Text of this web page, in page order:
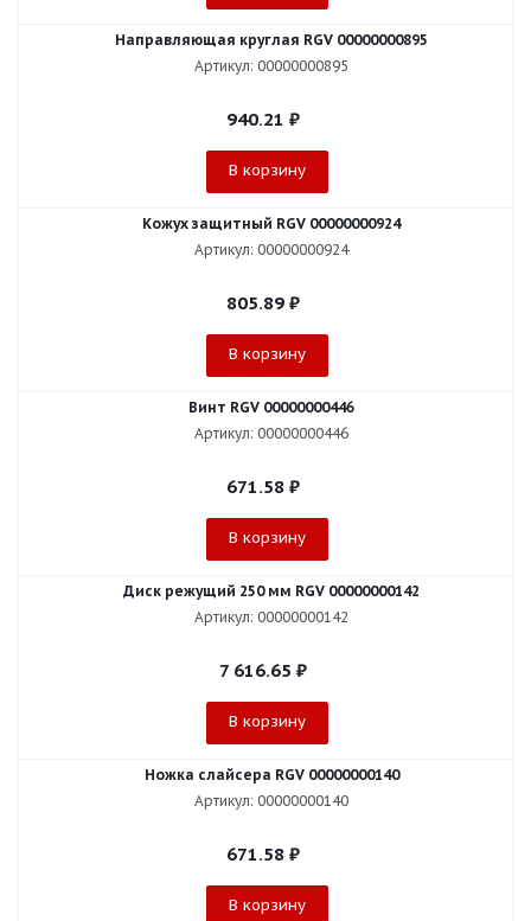
Направляющая круглая RGV 00000000895
Артикул: 00000000895
940.21 ₽
В корзину
Кожух защитный RGV 00000000924
Артикул: 00000000924
805.89₽
В корзину
Винт RGV 00000000446
Артикул: 00000000446
671.58₽
В корзину
Диск режущий 250 мм RGV 00000000142
Артикул: 00000000142
7 616.65 ₽
В корзину
Ножка слайсера RGV 00000000140
Артикул: 00000000140
671.58₽
В корзину